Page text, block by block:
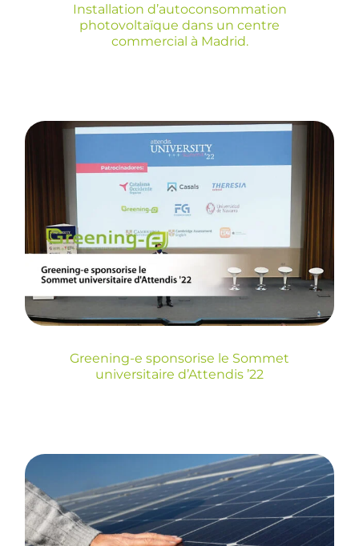
Installation d’autoconsommation
photovoltaïque dans un centre
commercial à Madrid.
Greening-e sponsorise
le Sommet
universitaire d’Attendis
’22
Blog
Greening-e sponsorise le Sommet
universitaire d’Attendis ’22
Appel à candidatures
pour des subventions